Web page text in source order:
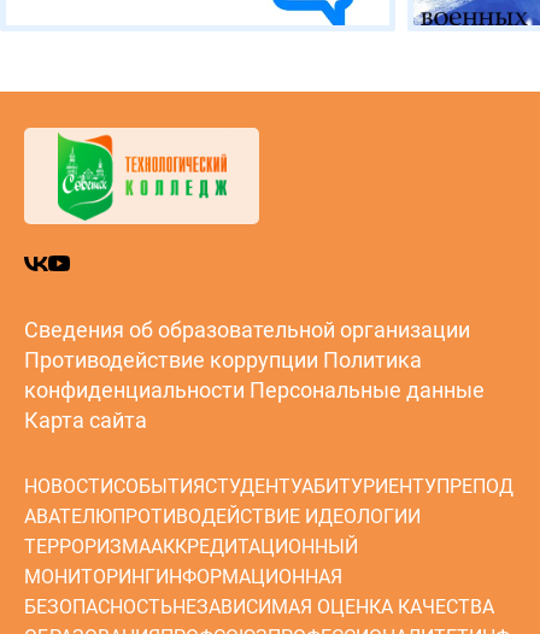
Сведения об образовательной организации
Противодействие коррупции Политика
конфиденциальности Персональные данные
Карта сайта
НОВОСТИСОБЫТИЯСТУДЕНТУАБИТУРИЕНТУПРЕПОД
АВАТЕЛЮПРОТИВОДЕЙСТВИЕ ИДЕОЛОГИИ
ТЕРРОРИЗМААККРЕДИТАЦИОННЫЙ
МОНИТОРИНГИНФОРМАЦИОННАЯ
БЕЗОПАСНОСТЬНЕЗАВИСИМАЯ ОЦЕНКА КАЧЕСТВА